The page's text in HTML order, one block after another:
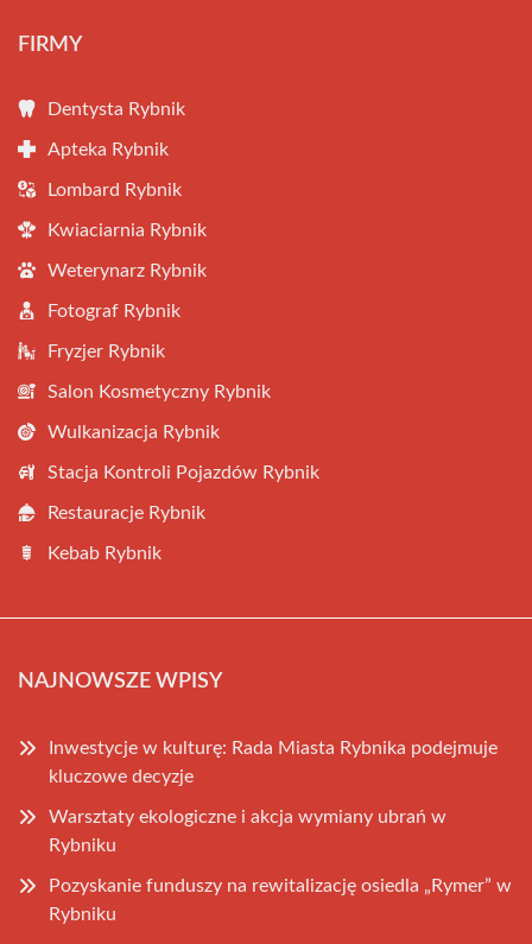
FIRMY
Dentysta Rybnik
Apteka Rybnik
Lombard Rybnik
Kwiaciarnia Rybnik
Weterynarz Rybnik
Fotograf Rybnik
Fryzjer Rybnik
Salon Kosmetyczny Rybnik
Wulkanizacja Rybnik
Stacja Kontroli Pojazdów Rybnik
Restauracje Rybnik
Kebab Rybnik
NAJNOWSZE WPISY
Inwestycje w kulturę: Rada Miasta Rybnika podejmuje
kluczowe decyzje
Warsztaty ekologiczne i akcja wymiany ubrań w
Rybniku
Pozyskanie funduszy na rewitalizację osiedla „Rymer” w
Rybniku